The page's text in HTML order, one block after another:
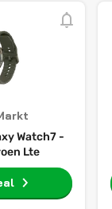
Watch7 -
Lte